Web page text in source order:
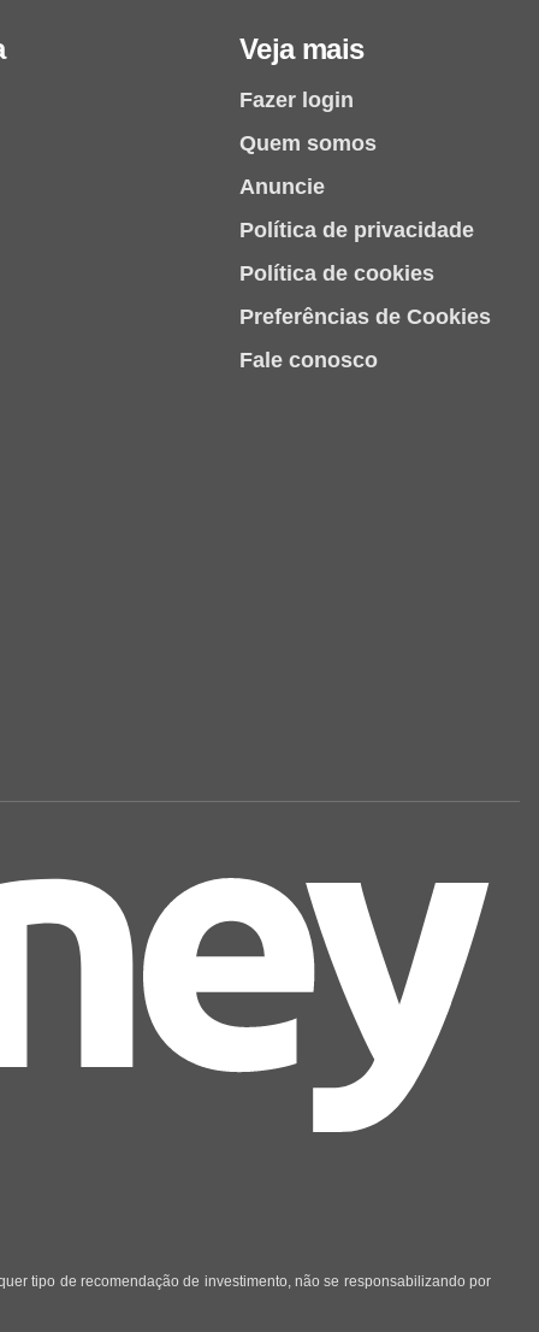
Veja mais
Fazer login
Quem somos
Anuncie
Política de privacidade
Política de cookies
Preferências de Cookies
Fale conosco
tipo de recomendação de investimento, não se responsabilizando por